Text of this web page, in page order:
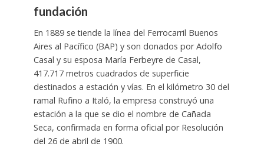
fundación
En 1889 se tiende la línea del Ferrocarril Buenos
Aires al Pacífico (BAP) y son donados por Adolfo
Casal y su esposa María Ferbeyre de Casal,
417.717 metros cuadrados de superficie
destinados a estación y vías. En el kilómetro 30 del
ramal Rufino a Italó, la empresa construyó una
estación a la que se dio el nombre de Cañada
Seca, confirmada en forma oficial por Resolución
del 26 de abril de 1900.